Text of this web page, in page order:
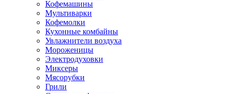
Кофемашины
Мультиварки
Кофемолки
Кухонные комбайны
Увлажнители воздуха
Мороженицы
Электродуховки
Миксеры
Мясорубки
Грили